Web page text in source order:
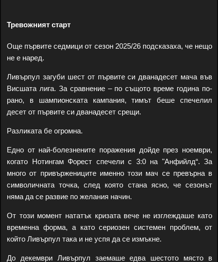
Тревожният старт
Още първите седмици от сезон 2025/26 подсказаха, че нещо
не е наред.
Ливърпул загуби шест от първите си дванадесет мача във
Висшата лига. За сравнение – по същото време година по-
рано, в шампионската кампания, тимът беше спечелил
десет от първите си дванадесет срещи.
Разликата бе огромна.
Едно от най-болезнените поражения дойде през ноември,
когато Нотингам Форест спечели с 3:0 на "Анфийлд“. За
много от привържениците именно този мач се превърна в
символичната точка, след която стана ясно, че сезонът
няма да се развие по желания начин.
От този момент нататък кризата вече не изглеждаше като
временна форма, а като сериозен системен проблем, от
който Ливърпул така и не успя да се измъкне.
До декември Ливърпул заемаше едва шестото място в